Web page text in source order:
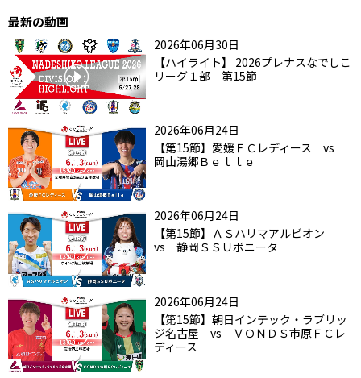
最新の動画
2026年06月30日
【ハイライト】 2026プレナスなでしこ
リーグ１部 第15節
2026年06月24日
【第15節】愛媛ＦＣレディース vs
岡山湯郷Ｂｅｌｌｅ
2026年06月24日
【第15節】ＡＳハリマアルビオン
vs 静岡ＳＳＵボニータ
2026年06月24日
【第15節】朝日インテック・ラブリッ
ジ名古屋 vs ＶＯＮＤＳ市原ＦＣレ
ディース